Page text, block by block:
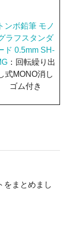
トンボ鉛筆 モノ
ラフスタンダ
ド 0.5mm SH-
：回転繰り出
式MONO消し
ゴム付き
をまとめまし